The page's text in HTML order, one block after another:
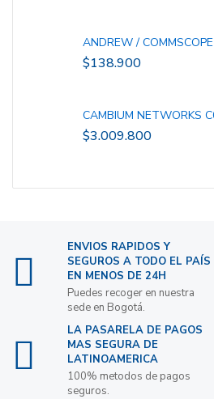
ANDREW /
$138.900
CAMBIUM NETWORKS
$3.009.800
ENVIOS RAPIDOS Y
SEGUROS A TODO EL PAÍS
EN MENOS DE 24H
Puedes recoger en nuestra
sede en Bogotá.
LA PASARELA DE PAGOS
MAS SEGURA DE
LATINOAMERICA
100% metodos de pagos
seguros.